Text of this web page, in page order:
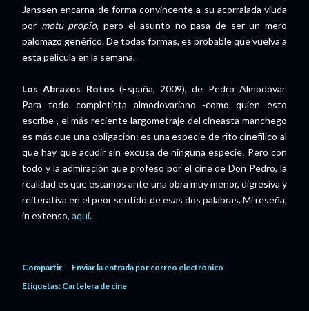
Janssen encarna de forma convincente a su acorralada viuda
por motu propio, pero el asunto no pasa de ser un mero
palomazo genérico. De todas formas, es probable que vuelva a
esta película en la semana.
Los Abrazos Rotos (España, 2009), de Pedro Almodóvar.
Para todo completista almodovariano -como quien esto
escribe-, el más reciente largometraje del cineasta manchego
es más que una obligación: es una especie de rito cinefílico al
que hay que acudir sin excusa de ninguna especie. Pero con
todo y la admiración que profeso por el cine de Don Pedro, la
realidad es que estamos ante una obra muy menor, digresiva y
reiterativa en el peor sentido de esas dos palabras. Mi reseña,
in extenso, aquí.
Compartir
Enviar la entrada por correo electrónico
Etiquetas: Cartelera de cine